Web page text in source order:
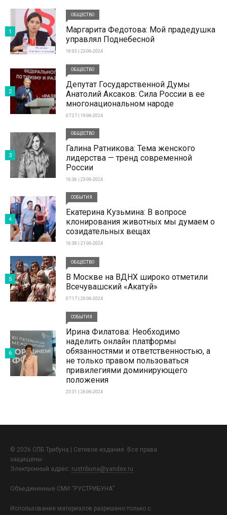
ОБЩЕСТВО
Маргарита Федотова: Мой прадедушка
управлял Поднебесной
18:03 | 23-06-2024
1
ОБЩЕСТВО
Депутат Государственной Думы
Анатолий Аксаков: Сила России в ее
многонациональном народе
07:27 | 19-06-2024
2
ОБЩЕСТВО
Галина Ратникова: Тема женского
лидерства — тренд современной
России
16:36 | 23-06-2024
3
СОБЫТИЯ
Екатерина Кузьмина: В вопросе
клонирования животных мы думаем о
созидательных вещах
16:38 | 21-06-2024
4
ОБЩЕСТВО
В Москве на ВДНХ широко отметили
Всечувашский «Акатуй»
07:17 | 20-06-2024
5
СОБЫТИЯ
Ирина Филатова: Необходимо
наделить онлайн платформы
обязанностями и ответственностью, а
не только правом пользоваться
привилегиями доминирующего
положения
23:31 | 26-06-2024
6
© 2026 СПБ Трибуна | Сетевое издание. Все права
защищены.
Электронный адрес: rustribuna@yandex.ru
Объединенные СМИ “РУСТРИБУНА”
Использование материалов разрешено только с